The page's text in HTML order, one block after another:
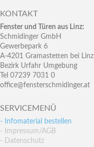
KONTAKT
Fenster und Türen aus Linz:
Schmidinger GmbH
Gewerbepark 6
A-4201 Gramastetten bei Linz
Bezirk Urfahr Umgebung
Tel 07239 7031 0
office@fensterschmidinger.at
SERVICEMENÜ
- Infomaterial bestellen
- Impressum/AGB
- Datenschutz